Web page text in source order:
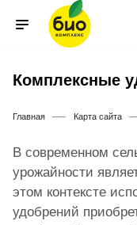
Комплексные
Главная — Карта сайта
В современном
урожайности
этом контексте
удобрений